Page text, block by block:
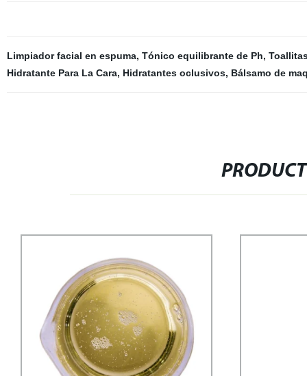
Limpiador facial en espuma, Tónico equilibrante de Ph,
Hidratante Para La Cara, Hidratantes oclusivos, Bálsamo de